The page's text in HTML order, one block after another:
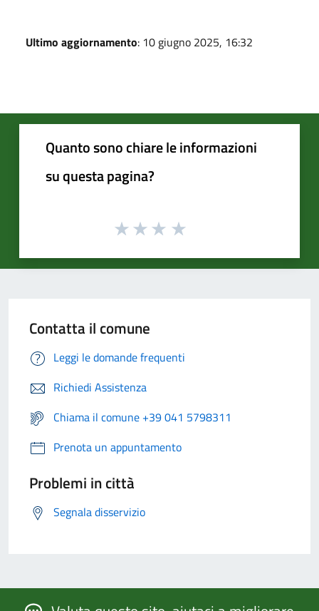
Ultimo aggiornamento: 10 giugno 2025, 16:32
Quanto sono chiare le informazioni
su questa pagina?
Contatta il comune
Leggi le domande frequenti
Richiedi Assistenza
Chiama il comune +39 041 5798311
Prenota un appuntamento
Problemi in città
Segnala disservizio